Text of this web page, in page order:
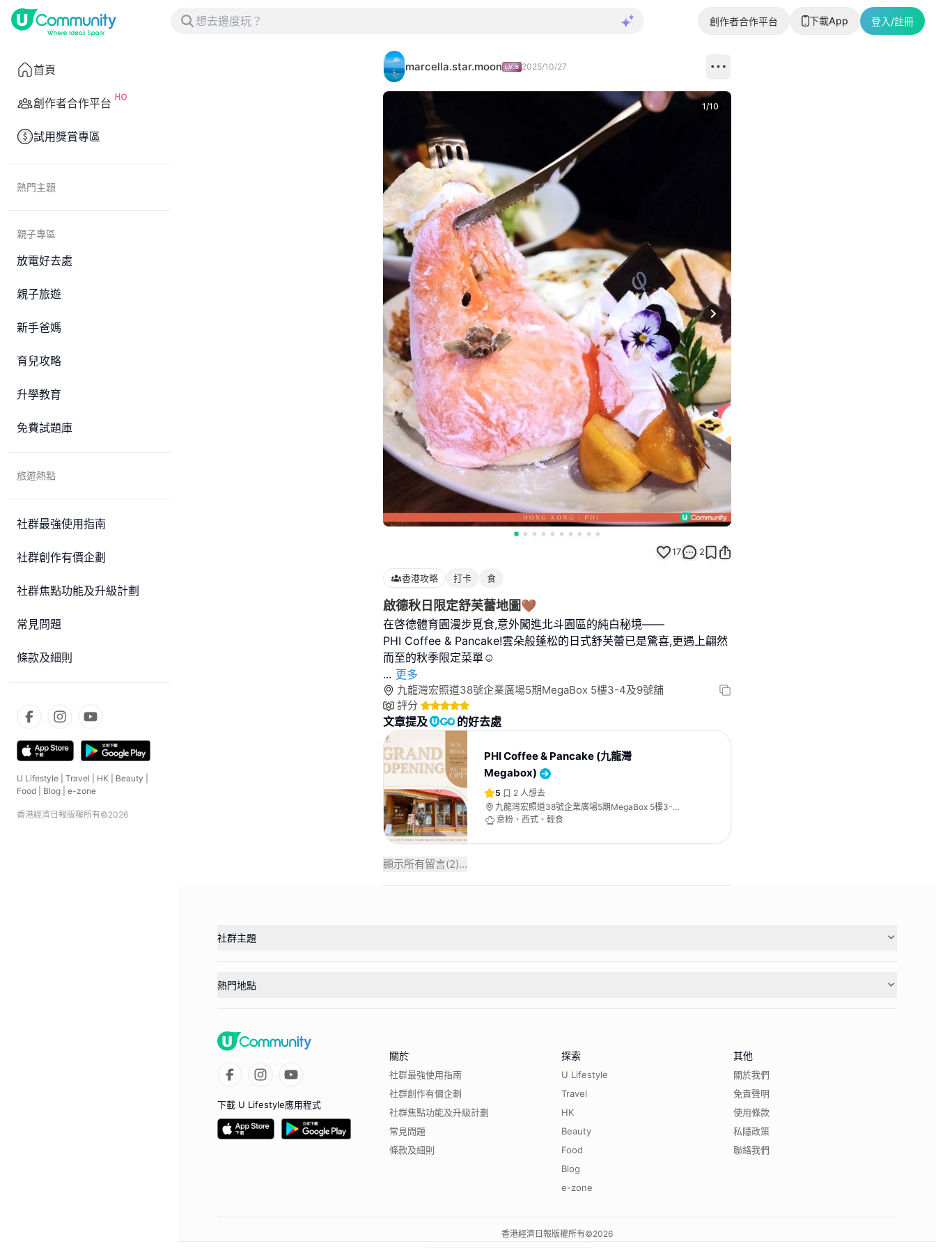
創作者合作平台 下載App 登入/註冊
首頁
創作者合作平台
試用獎賞專區
熱門主題
親子專區
放電好去處
親子旅遊
新手爸媽
育兒攻略
升學教育
免費試題庫
旅遊熱點
社群最強使用指南
社群創作有價企劃
社群焦點功能及升級計劃
常見問題
條款及細則
U Lifestyle Travel HK Beauty
Food
Blog e-zone
香港經濟日報版權所有©2026
marcella.star.moon 2025/10/27
Next slide
1/10
17 2
香港攻略 打卡 食
啟德秋日限定舒芙蕾地圖🤎
在啓德體育園漫步覓食,意外闖進北斗園區的純白秘境——
PHI Coffee & Pancake!雲朵般蓬松的日式舒芙蕾已是驚喜,更遇上翩然
... 更多
九龍灣宏照道38號企業廣場5期MegaBox 5樓3-4及9號舖
評分
文章提及 的好去處
PHI Coffee & Pancake (九龍灣
Megabox)
5 2 人想去
九龍灣宏照道38號企業廣場5期MegaBox 5樓3-4
及9號舖
意粉、西式、輕食
顯示所有留言(2)...
社群主題
熱門地點
下載 U Lifestyle應用程式
關於
社群最強使用指南
社群創作有價企劃
社群焦點功能及升級計劃
常見問題
條款及細則
探索
U Lifestyle
Travel
HK
Beauty
Food
Blog
e-zone
其他
關於我們
免責聲明
使用條款
私隱政策
聯絡我們
香港經濟日報版權所有©2026